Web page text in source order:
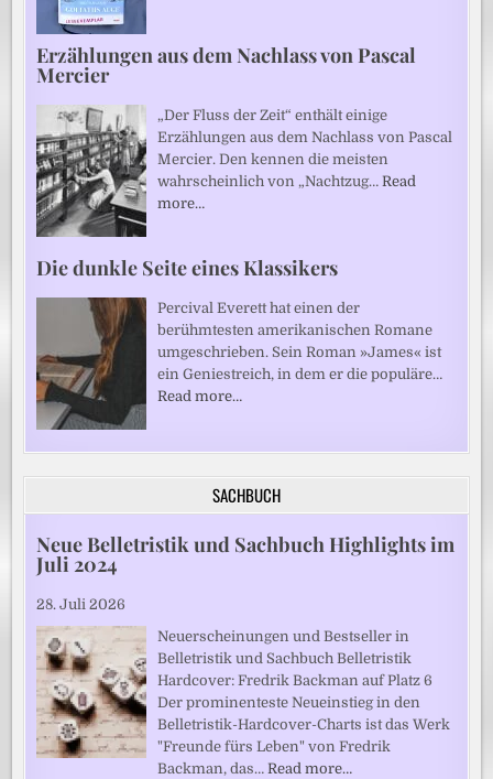
Erzählungen aus dem Nachlass von Pascal
Mercier
„Der Fluss der Zeit“ enthält einige
Erzählungen aus dem Nachlass von Pascal
Mercier. Den kennen die meisten
wahrscheinlich von „Nachtzug…Read
more…
Die dunkle Seite eines Klassikers
Percival Everett hat einen der
berühmtesten amerikanischen Romane
umgeschrieben. Sein Roman »James« ist
ein Geniestreich, in dem er die populäre…
Read more…
SACHBUCH
Neue Belletristik und Sachbuch Highlights im
Juli 2024
28. Juli 2026
Neuerscheinungen und Bestseller in
Belletristik und Sachbuch Belletristik
Hardcover: Fredrik Backman auf Platz 6
Der prominenteste Neueinstieg in den
Belletristik-Hardcover-Charts ist das Werk
"Freunde fürs Leben" von Fredrik
Backman, das…Read more…